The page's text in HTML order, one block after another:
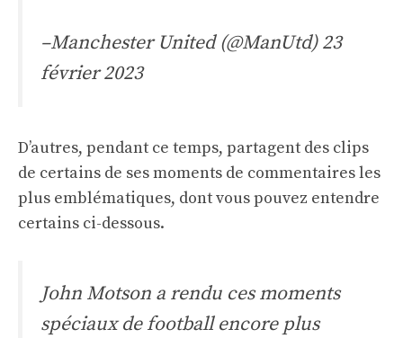
–Manchester United (@ManUtd)23
février 2023
D’autres, pendant ce temps, partagent des clips
de certains de ses moments de commentaires les
plus emblématiques, dont vous pouvez entendre
certains ci-dessous.
John Motson a rendu ces moments
spéciaux de football encore plus